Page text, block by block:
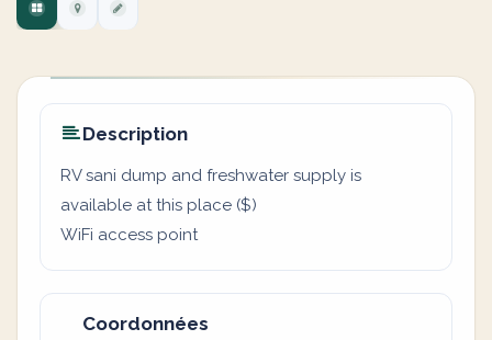
Description
RV sani dump and freshwater supply is
available at this place ($)
WiFi access point
Coordonnées